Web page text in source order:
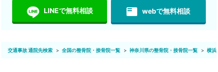
LINEで無料相談 featured_play_list webで無料相談
交通事故 通院先検索 全国の整骨院・接骨院一覧 神奈川県の整骨院・接骨院一覧 横浜